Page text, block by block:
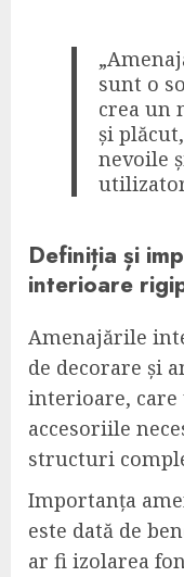
sunt o
crea un
și
nevoile
Definiția și
interioare
Amenajările
de decorare și
interioare, care
accesoriile
structuri
Importanța
este dată de
ar fi izolarea